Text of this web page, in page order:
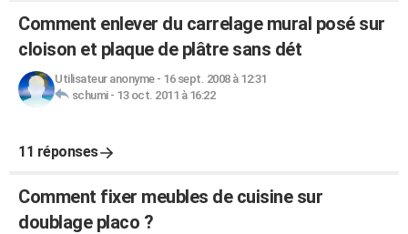
Comment enlever du carrelage mural posé sur
cloison et plaque de plâtre sans dét
Utilisateur anonyme- 16 sept. 2008 à 12:31
schumi- 13 oct. 2011 à 16:22
11 réponses
Comment fixer meubles de cuisine sur
doublage placo ?